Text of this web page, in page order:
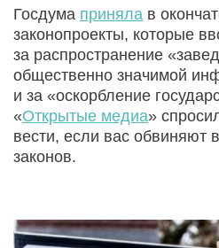
Госдума приняла в
законопроекты, которые
за распространение
общественно значимой
и за «оскорбление
«Открытые медиа»
вести, если вас обвиняют
законов.